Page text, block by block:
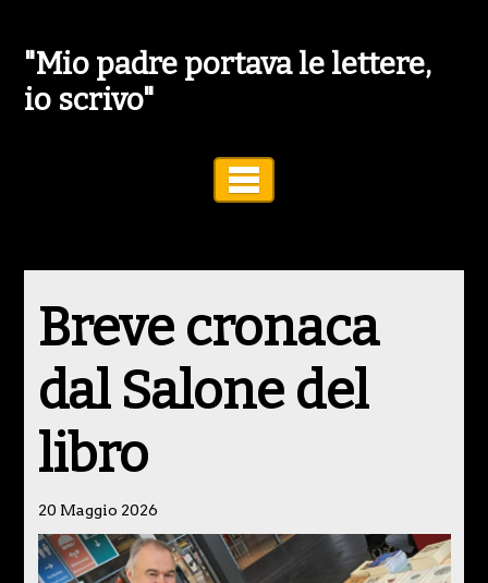
"Mio padre portava le lettere,
io scrivo"
Breve cronaca
dal Salone del
libro
20 Maggio 2026